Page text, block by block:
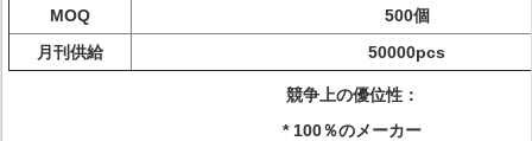
MOQ
500個
月刊供給
50000pcs
競争上の優位性：
* 100％のメーカー